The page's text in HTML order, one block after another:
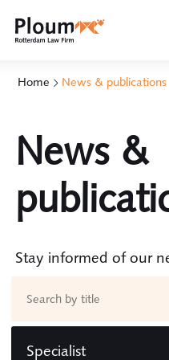
Home News & publications
News &
Stay informed of our
Specialist